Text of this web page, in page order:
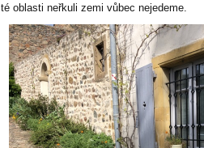
té oblasti neřkuli zemi vůbec nejedeme.